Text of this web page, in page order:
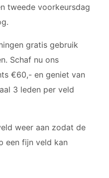
7
1
1
2
tweede voorkeursdag
gratis gebruik
Schaf nu ons
€60,- en geniet van
3 leden per veld
weer aan zodat de
een fijn veld kan